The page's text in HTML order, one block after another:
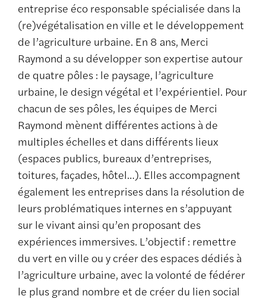
entreprise éco responsable spécialisée dans la
(re)végétalisation en ville et le développement
de l’agriculture urbaine. En 8 ans, Merci
Raymond a su développer son expertise autour
de quatre pôles : le paysage, l’agriculture
urbaine, le design végétal et l’expérientiel. Pour
chacun de ses pôles, les équipes de Merci
Raymond mènent différentes actions à de
multiples échelles et dans différents lieux
(espaces publics, bureaux d’entreprises,
toitures, façades, hôtel…). Elles accompagnent
également les entreprises dans la résolution de
leurs problématiques internes en s’appuyant
sur le vivant ainsi qu’en proposant des
expériences immersives. L’objectif : remettre
du vert en ville ou y créer des espaces dédiés à
l’agriculture urbaine, avec la volonté de fédérer
le plus grand nombre et de créer du lien social